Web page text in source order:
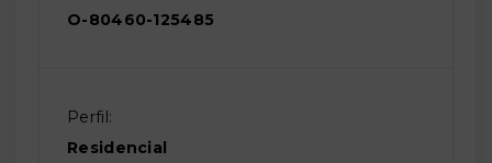
O-80460-125485
Perfil:
Residencial